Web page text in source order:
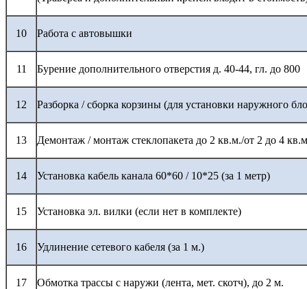
10 Работа с автовышки
11 Бурение дополнительного отверстия д. 40-44, гл. до 800
12 Разборка / сборка корзины (для установки наружного
13 Демонтаж / монтаж стеклопакета до 2 кв.м./от 2 до 4
14 Установка кабель канала 60*60 / 10*25 (за 1 метр)
15 Установка эл. вилки (если нет в комплекте)
16 Удлинение сетевого кабеля (за 1 м.)
17 Обмотка трассы с наружи (лента, мет. скотч), до 2 м.